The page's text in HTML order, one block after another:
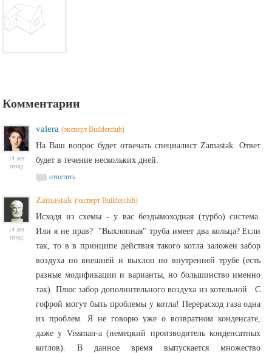
Комментарии
14 лет
назад
valera (эксперт Builderclub)
На Ваш вопрос будет отвечать специалист Zamastak. Ответ
будет в течение нескольких дней.
ответить
14 лет
назад
Zamastak (эксперт Builderclub)
Исходя из схемы - у вас бездымоходная (турбо) система.
Или я не прав? "Выхлопная" труба имеет два кольца? Если
так, то в в принципе действия такого котла заложен забор
воздуха по внешней и выхлоп по внутренней трубе (есть
разные модификации и варианты, но большинство именно
так). Плюс забор дополнительного воздуха из котельной. С
гофрой могут быть проблемы у котла! Перерасход газа одна
из проблем. Я не говорю уже о возвратном конденсате,
даже у Vissman-а (немецкий производитель конденсатных
котлов). В данное время выпускается множество